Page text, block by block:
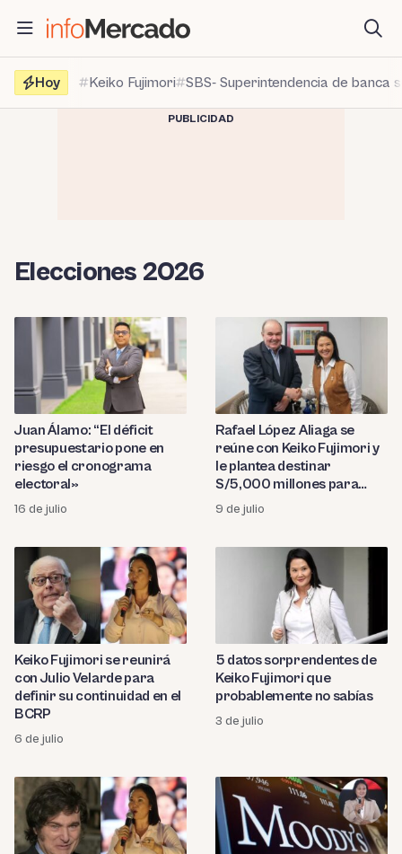
contenido
Hoy
Keiko Fujimori SBS- Superintendencia de banca
PUBLICIDAD
Elecciones 2026
Juan Álamo: “El déficit
presupuestario pone en
riesgo el cronograma
electoral»
16 de julio
Rafael López Aliaga se
reúne con Keiko Fujimori y
le plantea destinar
S/5,000 millones para
seguridad ciudadana
9 de julio
Keiko Fujimori se reunirá
con Julio Velarde para
definir su continuidad en el
BCRP
6 de julio
5 datos sorprendentes de
Keiko Fujimori que
probablemente no sabías
3 de julio